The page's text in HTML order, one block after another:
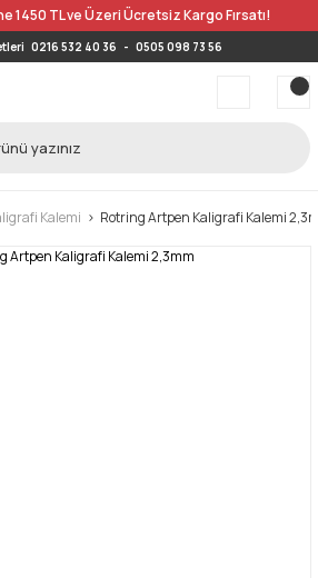
1450 TL ve Üzeri Ücretsiz Kargo Fırsatı!
0216 532 40 36 - 0505 098 73 56
Kalemi Rotring Artpen Kaligrafi Kalemi